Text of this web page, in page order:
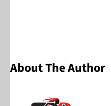
About The Author